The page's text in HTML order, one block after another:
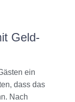
Geld-
ein
dass das
Nach